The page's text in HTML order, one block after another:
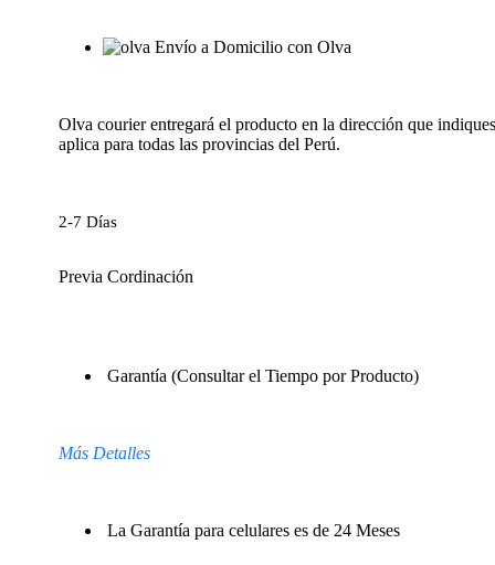
Envío a Domicilio con Olva
Olva courier entregará el producto en la dirección que
aplica para todas las provincias del Perú.
2-7 Días
Previa Cordinación
Garantía (Consultar el Tiempo por Producto)
Más Detalles
La Garantía para celulares es de 24 Meses